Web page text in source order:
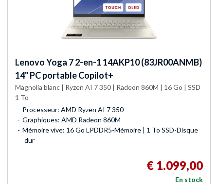
LenovoYoga 7 2-en-1 14AKP10 (83JR00ANMB)
14" PC portable Copilot+
Magnolia blanc | Ryzen AI 7 350 | Radeon 860M | 16 Go | SSD
1 To
Processeur: AMD Ryzen AI 7 350
Graphiques: AMD Radeon 860M
Mémoire vive: 16 Go LPDDR5-Mémoire | 1 To SSD-Disque
dur
€ 1.099,00
En stock